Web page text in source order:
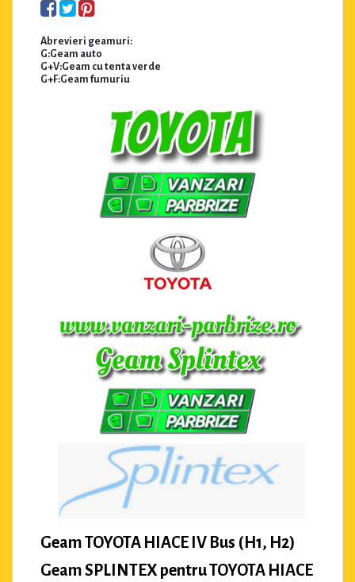
Abrevieri geamuri:
G:Geam auto
G+V:Geam cu tenta verde
G+F:Geam fumuriu
Geam TOYOTA HIACE IV Bus (H1, H2)
Geam SPLINTEX pentru TOYOTA HIACE